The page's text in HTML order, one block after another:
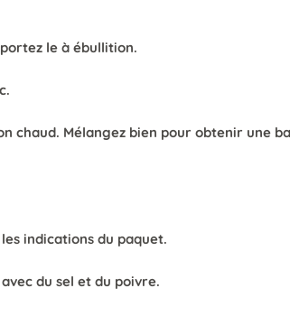
le à ébullition.
chaud. Mélangez bien pour obtenir une
indications du paquet.
du sel et du poivre.